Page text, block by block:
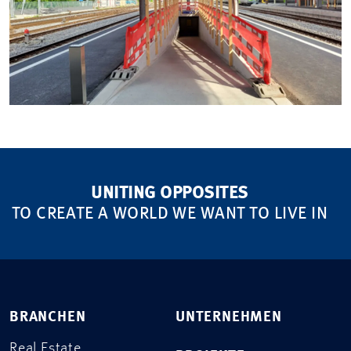
UNITING OPPOSITES
TO CREATE A WORLD WE WANT TO LIVE IN
BRANCHEN UNTERNEHMEN